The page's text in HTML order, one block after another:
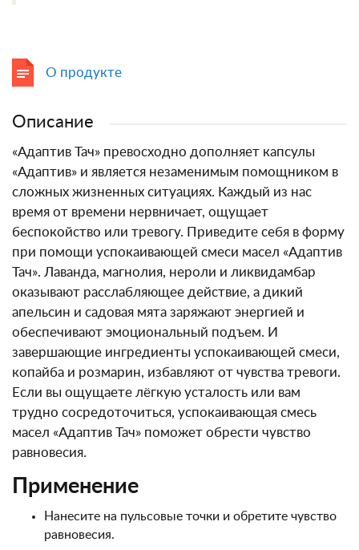
О продукте
Описание
«Адаптив Тач» превосходно дополняет капсулы
«Адаптив» и является незаменимым помощником в
сложных жизненных ситуациях. Каждый из нас
время от времени нервничает, ощущает
беспокойство или тревогу. Приведите себя в форму
при помощи успокаивающей смеси масел «Адаптив
Тач». Лаванда, магнолия, нероли и ликвидамбар
оказывают расслабляющее действие, а дикий
апельсин и садовая мята заряжают энергией и
обеспечивают эмоциональный подъем. И
завершающие ингредиенты успокаивающей смеси,
копайба и розмарин, избавляют от чувства тревоги.
Если вы ощущаете лёгкую усталость или вам
трудно сосредоточиться, успокаивающая смесь
масел «Адаптив Тач» поможет обрести чувство
равновесия.
Применение
Нанесите на пульсовые точки и обретите чувство
равновесия.